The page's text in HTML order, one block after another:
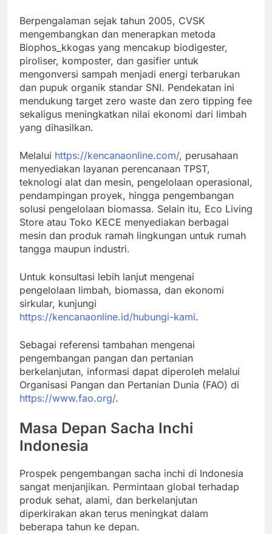
Berpengalaman sejak tahun 2005, CVSK
mengembangkan dan menerapkan metoda
Biophos_kkogas yang mencakup biodigester,
piroliser, komposter, dan gasifier untuk
mengonversi sampah menjadi energi terbarukan
dan pupuk organik standar SNI. Pendekatan ini
mendukung target zero waste dan zero tipping fee
sekaligus meningkatkan nilai ekonomi dari limbah
yang dihasilkan.
Melalui https://kencanaonline.com/, perusahaan
menyediakan layanan perencanaan TPST,
teknologi alat dan mesin, pengelolaan operasional,
pendampingan proyek, hingga pengembangan
solusi pengelolaan biomassa. Selain itu, Eco Living
Store atau Toko KECE menyediakan berbagai
mesin dan produk ramah lingkungan untuk rumah
tangga maupun industri.
Untuk konsultasi lebih lanjut mengenai
pengelolaan limbah, biomassa, dan ekonomi
sirkular, kunjungi
https://kencanaonline.id/hubungi-kami.
Sebagai referensi tambahan mengenai
pengembangan pangan dan pertanian
berkelanjutan, informasi dapat diperoleh melalui
Organisasi Pangan dan Pertanian Dunia (FAO) di
https://www.fao.org/.
Masa Depan Sacha Inchi
Indonesia
Prospek pengembangan sacha inchi di Indonesia
sangat menjanjikan. Permintaan global terhadap
produk sehat, alami, dan berkelanjutan
diperkirakan akan terus meningkat dalam
beberapa tahun ke depan.